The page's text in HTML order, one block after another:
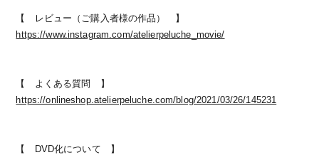
【 レビュー（ご購入者様の作品） 】
https://www.instagram.com/atelierpeluche_movie/
【 よくある質問 】
https://onlineshop.atelierpeluche.com/blog/2021/03/26/145231
【 DVD化について 】